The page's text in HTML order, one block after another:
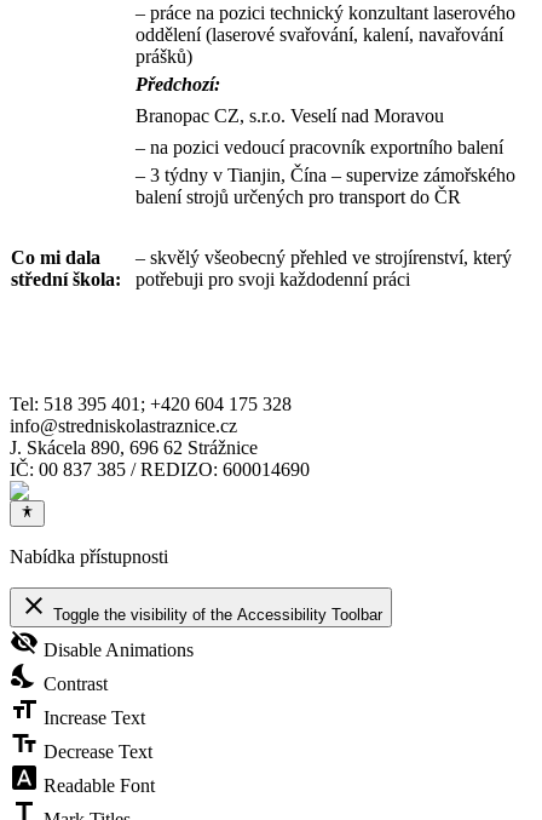
– práce na pozici technický konzultant laserového
oddělení (laserové svařování, kalení, navařování
prášků)
Předchozí:
Branopac CZ, s.r.o. Veselí nad Moravou
– na pozici vedoucí pracovník exportního balení
– 3 týdny v Tianjin, Čína – supervize zámořského
balení strojů určených pro transport do ČR
Co mi dala
střední škola:
– skvělý všeobecný přehled ve strojírenství, který
potřebuji pro svoji každodenní práci
Tel: 518 395 401; +420 604 175 328
info@stredniskolastraznice.cz
J. Skácela 890, 696 62 Strážnice
IČ: 00 837 385 / REDIZO: 600014690
Nabídka přístupnosti
close Toggle the visibility of the Accessibility Toolbar
visibility_off Disable Animations
nights_stay Contrast
format_size Increase Text
text_fields Decrease Text
font_download Readable Font
title